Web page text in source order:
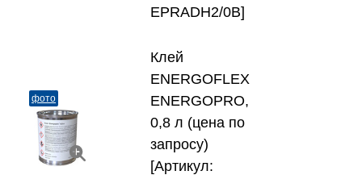
EPRADH2/0B]
фото
Клей
ENERGOFLEX
ENERGOPRO,
0,8 л (цена по
запросу)
[Артикул: